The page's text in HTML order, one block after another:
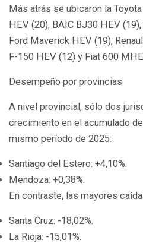
Más atrás se ubicaron la
HEV (20), BAIC BJ30 HEV
Ford Maverick HEV (19),
F-150 HEV (12) y Fiat 600
Desempeño por provincias
A nivel provincial, sólo dos
crecimiento en el acumulado
mismo período de 2025:
Santiago del Estero: +4,10%.
Mendoza: +0,38%.
En contraste, las mayores
Santa Cruz: -18,02%.
La Rioja: -15,01%.